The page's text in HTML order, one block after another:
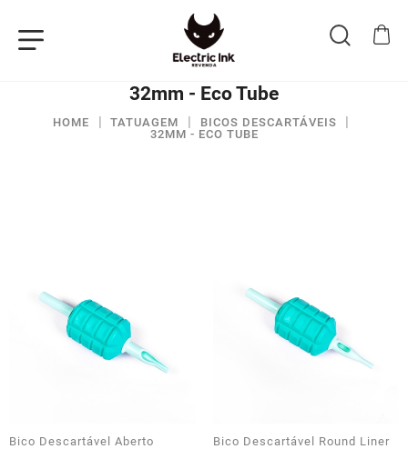
32mm - Eco Tube
HOME TATUAGEM
BICOS DESCARTÁVEIS
32MM - ECO TUBE
Bico Descartável Aberto
Bico Descartável Round Liner